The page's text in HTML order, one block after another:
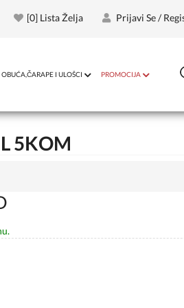
[0] Lista Želja Prijavi Se /
OBUĆA,ČARAPE I ULOŠCI PROMOCIJA
5KOM